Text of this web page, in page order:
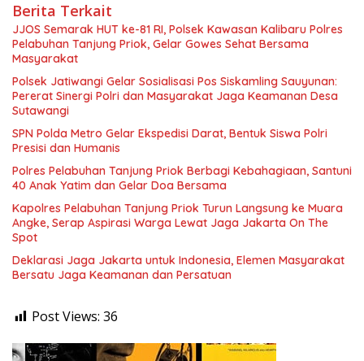
Berita Terkait
JJOS Semarak HUT ke-81 RI, Polsek Kawasan Kalibaru Polres
Pelabuhan Tanjung Priok, Gelar Gowes Sehat Bersama
Masyarakat
Polsek Jatiwangi Gelar Sosialisasi Pos Siskamling Sauyunan:
Pererat Sinergi Polri dan Masyarakat Jaga Keamanan Desa
Sutawangi
SPN Polda Metro Gelar Ekspedisi Darat, Bentuk Siswa Polri
Presisi dan Humanis
Polres Pelabuhan Tanjung Priok Berbagi Kebahagiaan, Santuni
40 Anak Yatim dan Gelar Doa Bersama
Kapolres Pelabuhan Tanjung Priok Turun Langsung ke Muara
Angke, Serap Aspirasi Warga Lewat Jaga Jakarta On The
Spot
Deklarasi Jaga Jakarta untuk Indonesia, Elemen Masyarakat
Bersatu Jaga Keamanan dan Persatuan
Post Views: 36